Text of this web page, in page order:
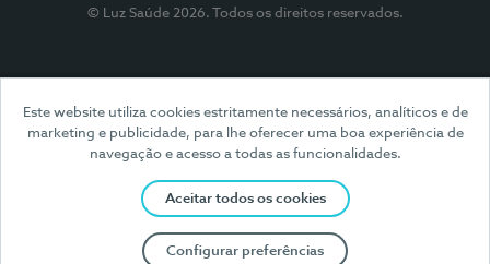
Este website utiliza cookies estritamente necessários, analíticos e de
marketing e publicidade, para lhe oferecer uma boa experiência de
navegação e acesso a todas as funcionalidades.
Aceitar todos os cookies
Configurar preferências
© Luz Saúde 2026. Todos os direitos reservados.